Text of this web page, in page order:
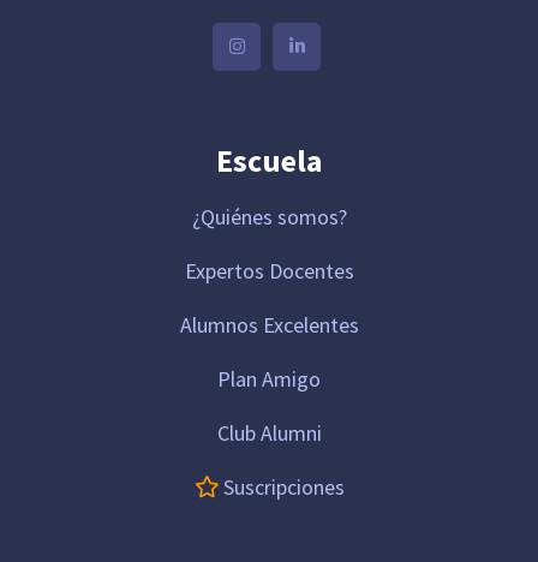
Escuela
¿Quiénes somos?
Expertos Docentes
Alumnos Excelentes
Plan Amigo
Club Alumni
Suscripciones